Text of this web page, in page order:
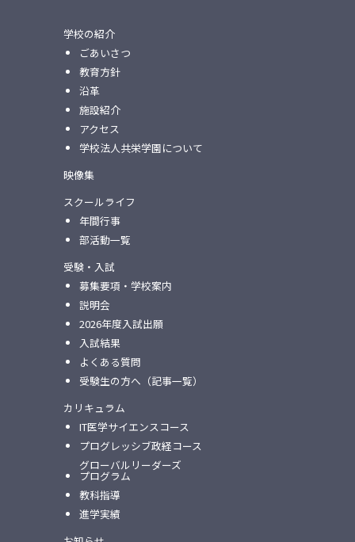
学校の紹介
ごあいさつ
教育方針
沿革
施設紹介
アクセス
学校法人共栄学園について
映像集
スクールライフ
年間行事
部活動一覧
受験・入試
募集要項・学校案内
説明会
2026年度入試出願
入試結果
よくある質問
受験生の方へ（記事一覧）
カリキュラム
IT医学サイエンスコース
プログレッシブ政経コース
グローバルリーダーズ
プログラム
教科指導
進学実績